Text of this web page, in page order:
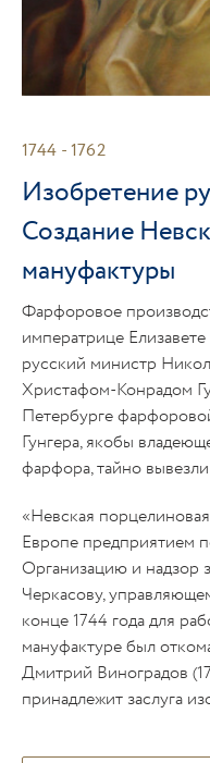
1744 - 1762
Изобретение
Создание
мануфактуры
Фарфоровое
императрице
русский министр
Христафом-Конрадом
Петербурге
Гунгера, якобы
фарфора, тайно
«Невская
Европе предприятием
Организацию и надзор
Черкасову,
конце 1744 года для
мануфактуре был
Дмитрий Виноградов
принадлежит заслуга